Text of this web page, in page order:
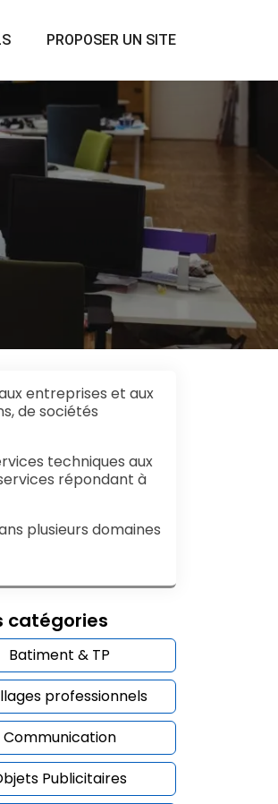
PROPOSER UN SITE
entreprises et aux
de sociétés
techniques aux
répondant à
plusieurs domaines
catégories
Batiment & TP
professionnels
Communication
Publicitaires